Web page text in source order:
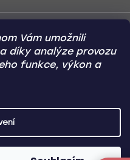
Vám umožnili
díky analýze provozu
funkce, výkon a
Dobírka
AUTODOPLŇKY- Všechna